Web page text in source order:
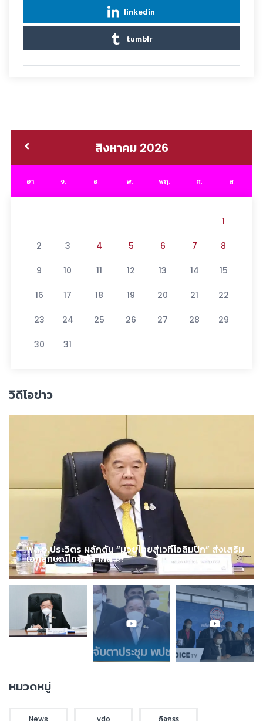
linkedin
tumblr
สิงหาคม 2026
อา. จ. อ. พ. พฤ. ศ. ส.
1
2 3 4 5 6 7 8
9 10 11 12 13 14 15
16 17 18 19 20 21 22
23 24 25 26 27 28 29
30 31
วิดีโอข่าว
พล.อ.ประวิตร ผลักดัน “มวยไทยสู่เวทีโอลิมปิก” ส่งเสริม
เอกลักษณ์ไทยสู่สากล !!!
หมวดหมู่